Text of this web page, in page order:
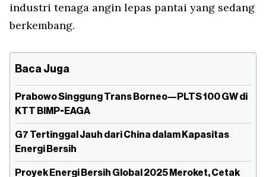
industri tenaga angin lepas pantai yang sedang
berkembang.
Baca Juga
Prabowo Singgung Trans Borneo—PLTS 100 GW di
KTT BIMP-EAGA
G7 Tertinggal Jauh dari China dalam Kapasitas
Energi Bersih
Proyek Energi Bersih Global 2025 Meroket, Cetak